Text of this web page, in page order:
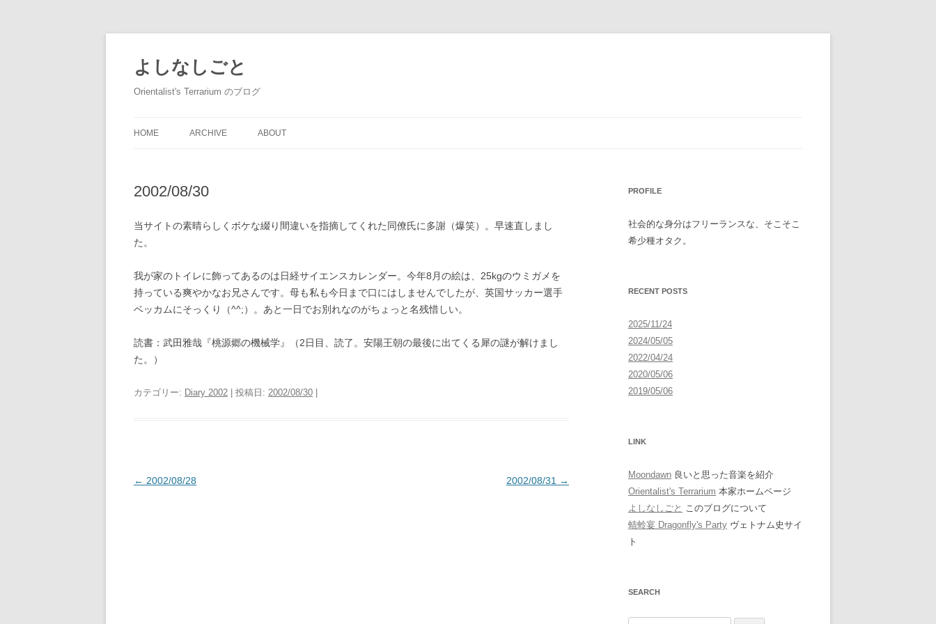
テ
ン
ツ
へ
ス
よしなしごと
Orientalist's Terrarium のブログ
HOME ARCHIVE ABOUT
2002/08/30
当サイトの素晴らしくボケな綴り間違いを指摘してくれた同僚氏に多謝（爆笑）。早速直しまし
た。
我が家のトイレに飾ってあるのは日経サイエンスカレンダー。今年8月の絵は、25kgのウミガメを
持っている爽やかなお兄さんです。母も私も今日まで口にはしませんでしたが、英国サッカー選手
ベッカムにそっくり（^^;）。あと一日でお別れなのがちょっと名残惜しい。
読書：武田雅哉『桃源郷の機械学』（2日目、読了。安陽王朝の最後に出てくる犀の謎が解けまし
た。）
カテゴリー: Diary 2002 | 投稿日: 2002/08/30
投
← 2002/08/28 2002/08/31 →
PROFILE
社会的な身分はフリーランスな、そこそこ
希少種オタク。
RECENT POSTS
2025/11/24
2024/05/05
2022/04/24
2020/05/06
2019/05/06
LINK
Moondawn 良いと思った音楽を紹介
Orientalist's Terrarium 本家ホームページ
よしなしごと このブログについて
蜻蛉宴 Dragonfly's Party ヴェトナム史サイ
ト
SEARCH